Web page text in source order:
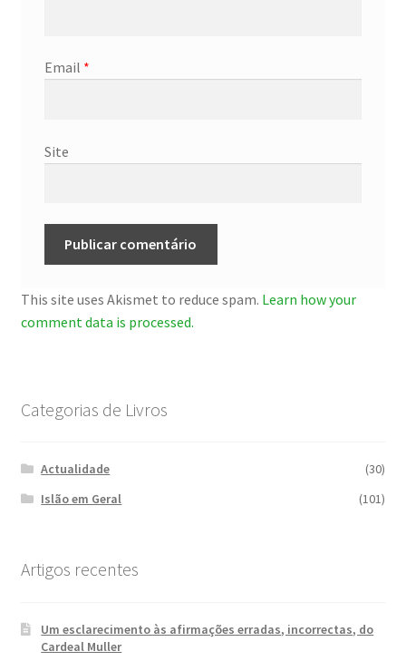
Email *
Site
This site uses Akismet to reduce spam. Learn how your
comment data is processed.
Categorias de Livros
Actualidade
(30)
Islão em Geral
(101)
Artigos recentes
Um esclarecimento às afirmações erradas, incorrectas, do
Cardeal Muller